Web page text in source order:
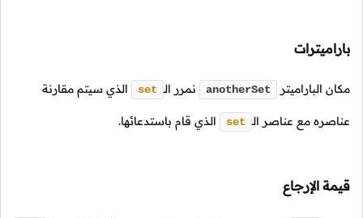
باراميترات
مكان الباراميتر anotherSet نمرر الـ set الذي سيتم مقارنة
عناصره مع عناصر الـ set الذي قام باستدعائها.
قيمة الإرجاع